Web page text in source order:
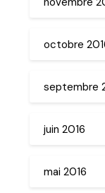
octobre
septembre
juin 2016
mai 2016